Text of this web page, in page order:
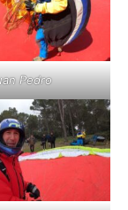
Pedro